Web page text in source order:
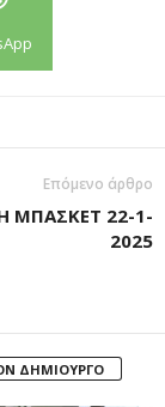
Επόμενο άρθρο
ΜΠΑΣΚΕΤ 22-1-
2025
ΔΗΜΙΟΥΡΓΟ